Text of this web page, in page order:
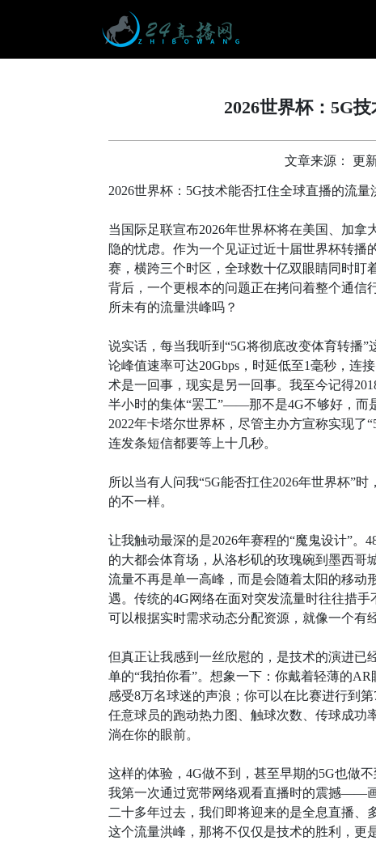
2026世界杯：5G
文章来源： 更
2026世界杯：5G技术能否扛住全球直播的流量
当国际足联宣布2026年世界杯将在美国、加
隐的忧虑。作为一个见证过近十届世界杯转
赛，横跨三个时区，全球数十亿双眼睛同时盯
背后，一个更根本的问题正在拷问着整个通信
所未有的流量洪峰吗？
说实话，每当我听到“5G将彻底改变体育转播
论峰值速率可达20Gbps，时延低至1毫秒，连
术是一回事，现实是另一回事。我至今记得
半小时的集体“罢工”——那不是4G不够好，而
2022年卡塔尔世界杯，尽管主办方宣称实现了
连发条短信都要等上十几秒。
所以当有人问我“5G能否扛住2026年世界杯”
的不一样。
让我触动最深的是2026年赛程的“魔鬼设计”。
的大都会体育场，从洛杉矶的玫瑰碗到墨西哥
流量不再是单一高峰，而是会随着太阳的移动
遇。传统的4G网络在面对突发流量时往往措
可以根据实时需求动态分配资源，就像一个有
但真正让我感到一丝欣慰的，是技术的演进已
单的“我拍你看”。想象一下：你戴着轻薄的
感受8万名球迷的声浪；你可以在比赛进行到
任意球员的跑动热力图、触球次数、传球成
淌在你的眼前。
这样的体验，4G做不到，甚至早期的5G也做
我第一次通过宽带网络观看直播时的震撼——
二十多年过去，我们即将迎来的是全息直播、
这个流量洪峰，那将不仅仅是技术的胜利，更